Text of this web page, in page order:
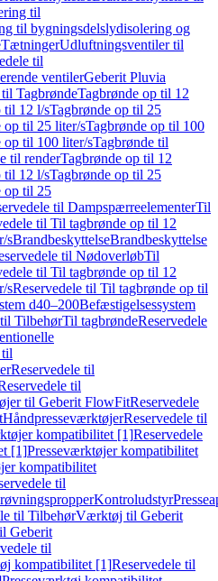
til
til bygningsdelslydisolering og
TætningerUdluftningsventiler til
til
ventilerGeberit Pluvia
TagbrøndeTagbrønde op til 12
til 12 l/sTagbrønde op til 25
op til 25 liter/sTagbrønde op til 100
op til 100 liter/sTagbrønde til
til renderTagbrønde op til 12
til 12 l/sTagbrønde op til 25
op til 25
til DampspærreelementerTil
til Til tagbrønde op til 12
sBrandbeskyttelseBrandbeskyttelse
til NødoverløbTil
til Til tagbrønde op til 12
sReservedele til Til tagbrønde op til
d40–200Befæstigelsessystem
TilbehørTil tagbrøndeReservedele
til
Reservedele til
til
til Geberit FlowFitReservedele
HåndpresseværktøjerReservedele til
kompatibilitet [1]Reservedele
[1]Presseværktøjer kompatibilitet
kompatibilitet
til
Kontroludstyr
til TilbehørVærktøj til Geberit
Geberit
til
kompatibilitet [1]Reservedele til